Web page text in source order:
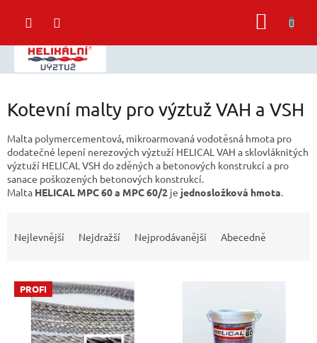
Kotevní malty pro výztuž VAH a VSH
Malta polymercementová, mikroarmovaná vodotěsná hmota pro
dodatečné lepení nerezových výztuží HELICAL VAH a sklovláknitých
výztuží HELICAL VSH do zděných a betonových konstrukcí a pro
sanace poškozených betonových konstrukcí.
Malta HELICAL MPC 60 a MPC 60/2 je jednosložková hmota.
Nejlevnější Nejdražší Nejprodávanější Abecedně
V PROFI